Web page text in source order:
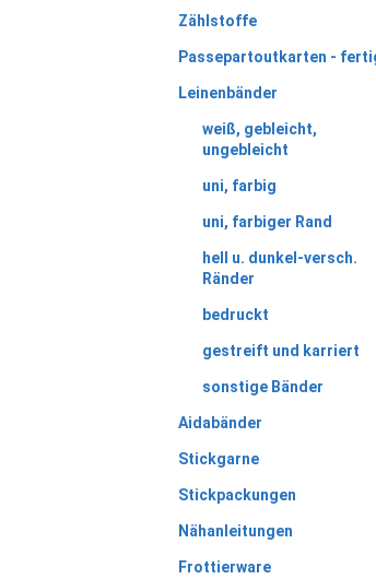
Zählstoffe
Passepartoutkarten -
Leinenbänder
weiß, gebleicht,
ungebleicht
uni, farbig
uni, farbiger Rand
hell u. dunkel-versch.
Ränder
bedruckt
gestreift und karriert
sonstige Bänder
Aidabänder
Stickgarne
Stickpackungen
Nähanleitungen
Frottierware